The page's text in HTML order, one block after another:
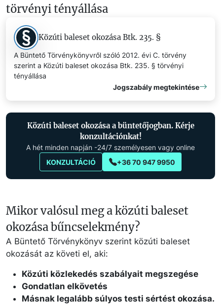
törvényi tényállása
Közúti baleset okozása Btk. 235. §
A Büntető Törvénykönyvről szóló 2012. évi C. törvény
szerint a Közúti baleset okozása Btk. 235. § törvényi
tényállása
Jogszabály megtekintése
Közúti baleset okozása a büntetőjogban. Kérje
konzultációnkat!
A hét minden napján -24/7 személyesen vagy online
+36 70 947 9950
KONZULTÁCIÓ
Mikor valósul meg a közúti baleset
okozása bűncselekmény?
A Büntető Törvénykönyv szerint közúti baleset
okozását az követi el, aki:
Közúti közlekedés szabályait megszegése
Gondatlan elkövetés
Másnak legalább súlyos testi sértést okozása.